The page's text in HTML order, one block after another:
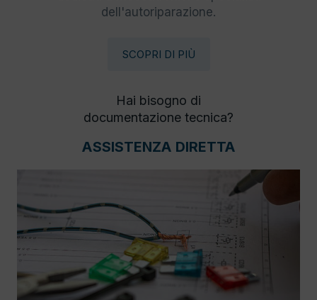
dell'autoriparazione.
SCOPRI DI PIÙ
Hai bisogno di
documentazione tecnica?
ASSISTENZA DIRETTA